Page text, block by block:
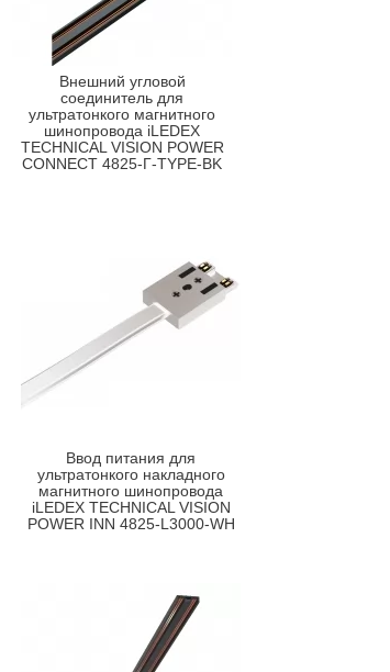
Внешний угловой
соединитель для
ультратонкого магнитного
шинопровода iLEDEX
TECHNICAL VISION POWER
CONNECT 4825-Г-TYPE-BK
Ввод питания для
ультратонкого накладного
магнитного шинопровода
iLEDEX TECHNICAL VISION
POWER INN 4825-L3000-WH